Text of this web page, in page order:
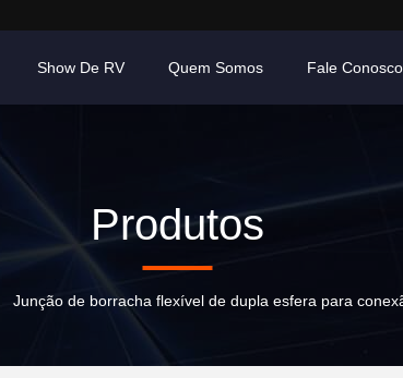
Show De RV Quem Somos Fale Conosco
Produtos
Junção de borracha flexível de dupla esfera para